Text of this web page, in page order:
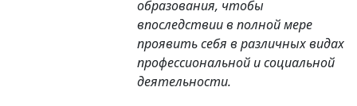
образования, чтобы
впоследствии в полной мере
проявить себя в различных видах
профессиональной и социальной
деятельности.